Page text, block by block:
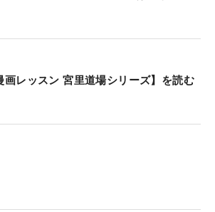
画レッスン 宮里道場シリーズ】を読む